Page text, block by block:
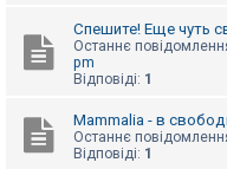
Спешите! Еще чуть
Останнє
pm
Відповіді: 1
Mammalia - в
Останнє
Відповіді: 1